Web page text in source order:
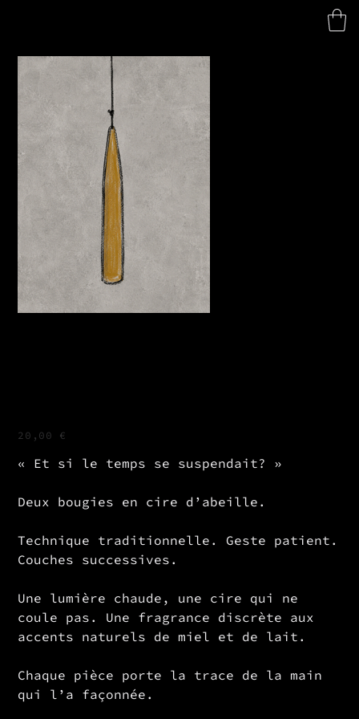
Prix
20,00 €
« Et si le temps se suspendait? »
Deux bougies en cire d’abeille.
Technique traditionnelle. Geste patient.
Couches successives.
Une lumière chaude, une cire qui ne
coule pas. Une fragrance discrète aux
accents naturels de miel et de lait.
Chaque pièce porte la trace de la main
qui l’a façonnée.